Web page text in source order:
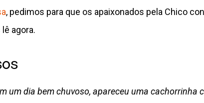
, pedimos para que os apaixonados pela Chico
agora.
um dia bem chuvoso, apareceu uma cachorrinha